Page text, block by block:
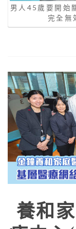
男人45歲要開始
完全無
養和